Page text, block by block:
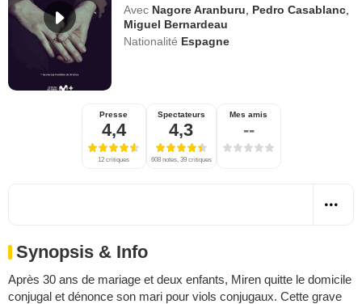
Avec Nagore Aranburu Pedro Casablanc
Miguel Bernardeau
Nationalité Espagne
Presse
4,4
12 critiques
Spectateurs
4,3
608 notes, 39 critiques
Mes amis
--
Synopsis & Info
Après 30 ans de mariage et deux enfants, Miren quitte le domicile
conjugal et dénonce son mari pour viols conjugaux. Cette grave